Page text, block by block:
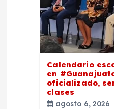
Calendario
en
oficializado,
clases
agosto 6, 2026